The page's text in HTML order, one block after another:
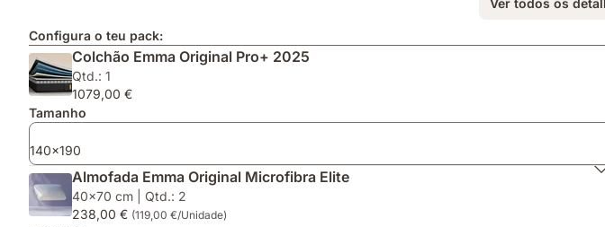
Microfibra
Elite
Verão
e
Protetor
de
Colchão
Ver todos os
Configura o teu pack:
Colchão Emma Original Pro+ 2025
Qtd.: 1
1079,00 €
Tamanho
140x190
Almofada Emma Original Microfibra Elite
40x70 cm | Qtd.: 2
238,00 € (119,00 €/Unidade)